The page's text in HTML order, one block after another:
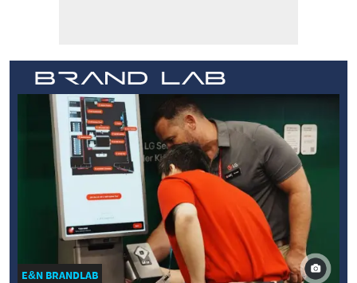
E&N BRANDLAB